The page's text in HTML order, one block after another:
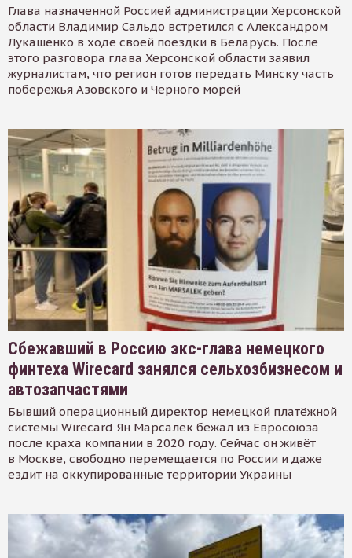
Глава назначенной Россией администрации Херсонской
области Владимир Сальдо встретился с Александром
Лукашенко в ходе своей поездки в Беларусь. После
этого разговора глава Херсонской области заявил
журналистам, что регион готов передать Минску часть
побережья Азовского и Черного морей
Сбежавший в Россию экс-глава немецкого
финтеха Wirecard занялся сельхозбизнесом и
автозапчастями
Бывший операционный директор немецкой платёжной
системы Wirecard Ян Марсалек бежал из Евросоюза
после краха компании в 2020 году. Сейчас он живёт
в Москве, свободно перемещается по России и даже
ездит на оккупированные территории Украины